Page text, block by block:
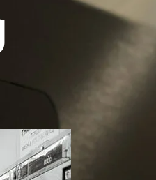
Délicieux 2024!